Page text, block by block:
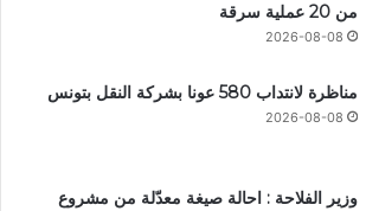
من 20 عملية سرقة
2026-08-08
مناظرة لانتداب 580 عونا بشركة النقل بتونس
2026-08-08
وزير الفلاحة : احالة صيغة معدّلة من مشروع